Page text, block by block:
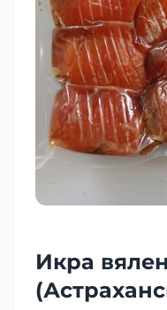
Икра